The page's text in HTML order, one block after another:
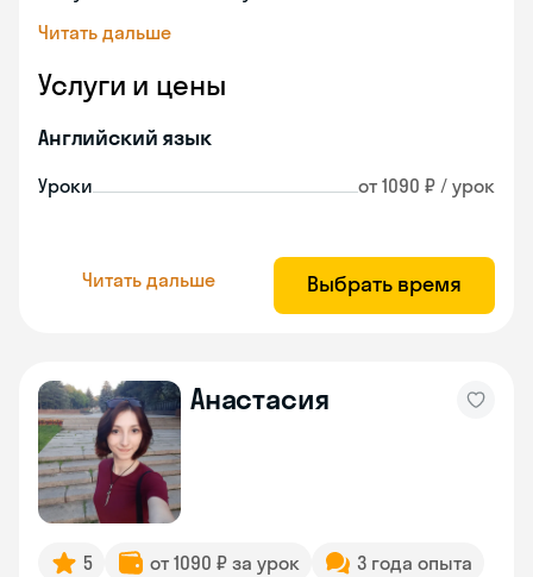
Читать дальше
Услуги и цены
Английский язык
Уроки от 1090 ₽ / урок
Читать дальше Выбрать время
Анастасия
5 от 1090 ₽ за урок
3 года опыта